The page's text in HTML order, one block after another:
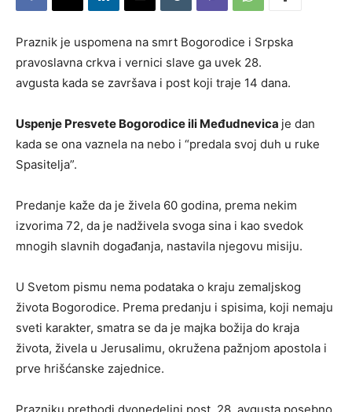
Praznik je uspomena na smrt Bogorodice i Srpska
pravoslavna crkva i vernici slave ga uvek 28.
avgusta kada se završava i post koji traje 14 dana.
Uspenje Presvete Bogorodice ili Međudnevica je dan
kada se ona vaznela na nebo i “predala svoj duh u ruke
Spasitelja”.
Predanje kaže da je živela 60 godina, prema nekim
izvorima 72, da je nadživela svoga sina i kao svedok
mnogih slavnih događanja, nastavila njegovu misiju.
U Svetom pismu nema podataka o kraju zemaljskog
života Bogorodice. Prema predanju i spisima, koji nemaju
sveti karakter, smatra se da je majka božija do kraja
života, živela u Jerusalimu, okružena pažnjom apostola i
prve hrišćanske zajednice.